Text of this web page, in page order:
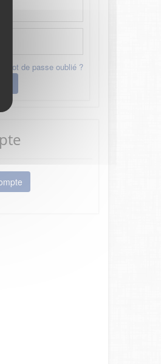
Mot de passe oublié ?